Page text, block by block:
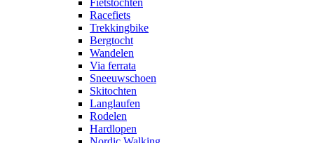
Racefiets
Trekkingbike
Bergtocht
Wandelen
Via ferrata
Sneeuwschoen
Skitochten
Langlaufen
Rodelen
Hardlopen